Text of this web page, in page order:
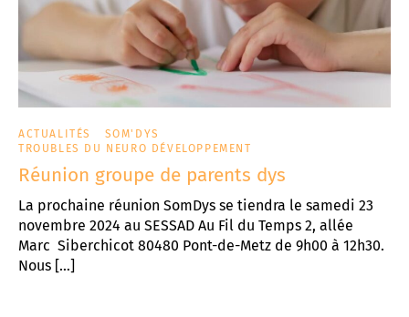
ACTUALITÉS
SOM'DYS
TROUBLES DU NEURO DÉVELOPPEMENT
Réunion groupe de parents dys
La prochaine réunion SomDys se tiendra le samedi 23
novembre 2024 au SESSAD Au Fil du Temps 2, allée
Marc Siberchicot 80480 Pont-de-Metz de 9h00 à 12h30.
Nous […]